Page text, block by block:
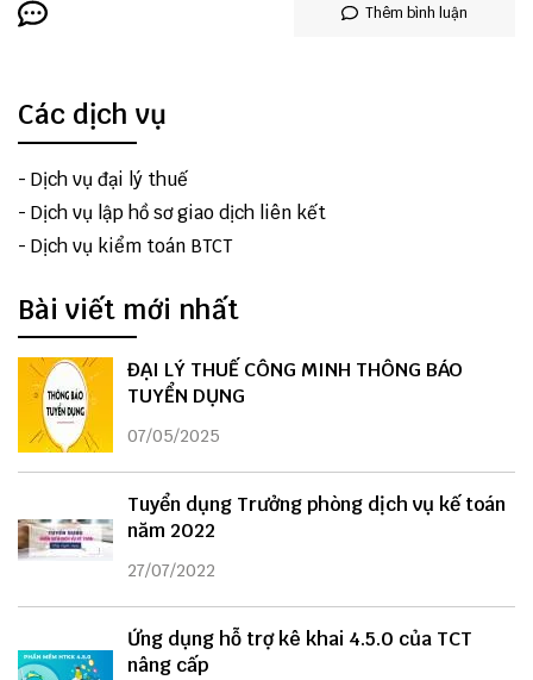
Thêm bình luận
Các dịch vụ
- Dịch vụ đại lý thuế
- Dịch vụ lập hồ sơ giao dịch liên kết
- Dịch vụ kiểm toán BTCT
Bài viết mới nhất
ĐẠI LÝ THUẾ CÔNG MINH THÔNG BÁO
TUYỂN DỤNG
07/05/2025
Tuyển dụng Trưởng phòng dịch vụ kế toán
năm 2022
27/07/2022
Ứng dụng hỗ trợ kê khai 4.5.0 của TCT
nâng cấp